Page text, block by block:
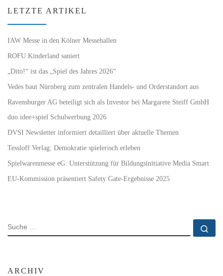
LETZTE ARTIKEL
IAW Messe in den Kölner Messehallen
ROFU Kinderland saniert
„Dito!“ ist das „Spiel des Jahres 2026“
Vedes baut Nürnberg zum zentralen Handels- und Orderstandort aus
Ravensburger AG beteiligt sich als Investor bei Margarete Steiff GmbH
duo idee+spiel Schulwerbung 2026
DVSI Newsletter informiert detailliert über aktuelle Themen
Tessloff Verlag: Demokratie spielerisch erleben
Spielwarenmesse eG: Unterstützung für Bildungsinitiative Media Smart
EU-Kommission präsentiert Safety Gate-Ergebnisse 2025
SUCHE
ARCHIV